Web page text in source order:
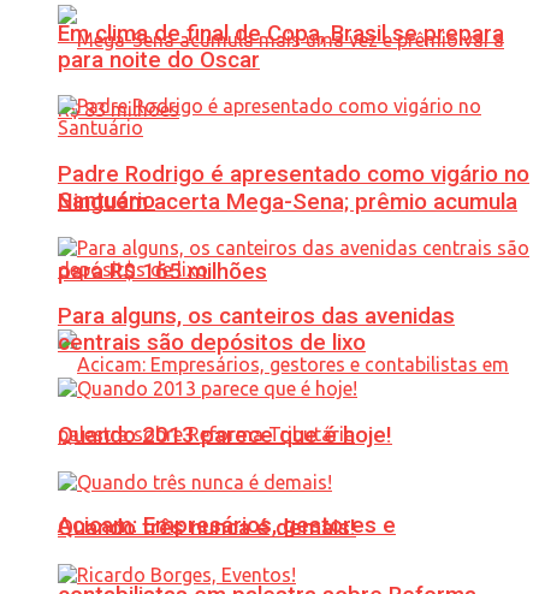
Ninguém acerta Mega-Sena; prêmio acumula
para R$ 165 milhões
Acicam: Empresários, gestores e
Em clima de final de Copa, Brasil se prepara
para noite do Oscar
Padre Rodrigo é apresentado como vigário no
Santuário
Para alguns, os canteiros das avenidas
centrais são depósitos de lixo
Quando 2013 parece que é hoje!
Quando três nunca é demais!